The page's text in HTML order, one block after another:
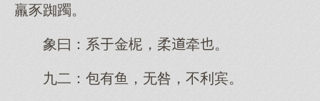
羸豕踟躅。
象曰：系金柅，柔牵。
九二：包有鱼，无咎，不利宾。